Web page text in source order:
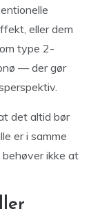
eller dem
type 2-
— der gør
det altid bør
er i samme
behøver ikke at